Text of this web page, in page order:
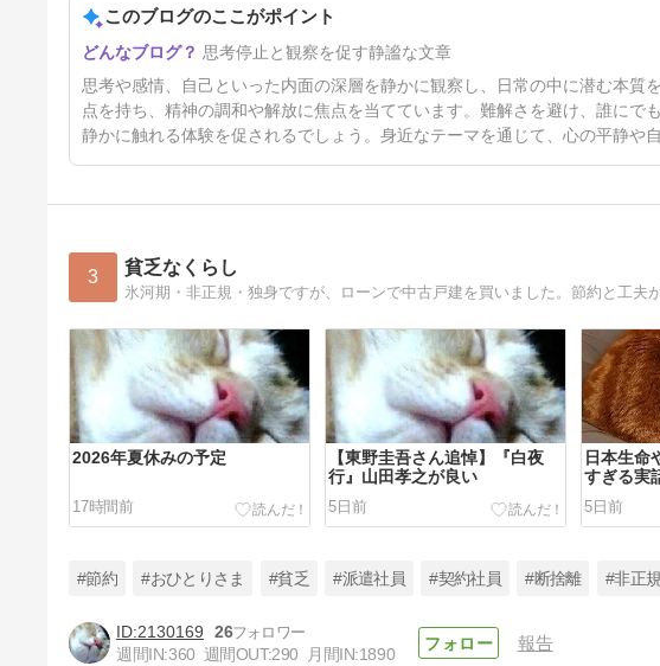
無視してください（＾∀＾）
7日前
このブログのここがポイント
思考停止と観察を促す静謐な文章
思考や感情、自己といった内面の深層を静かに観察し、日常の中に潜む本質
点を持ち、精神の調和や解放に焦点を当てています。難解さを避け、誰にで
静かに触れる体験を促されるでしょう。身近なテーマを通じて、心の平静や
3 貧乏なくらし
氷河期・非正規・独身ですが、ローンで中古戸建を買いました。節約と工夫
2026年夏休みの予定
17時間前
【東野圭吾さん追悼】『白夜
行』山田孝之が良い
5日前
日本生命
すぎる実
たいこと
5日前
#節約 #おひとりさま #貧乏 #派遣社員 #契約社員 #断捨離 #非正規
2130169
26
週間IN:360 週間OUT:290 月間IN:1890
報告